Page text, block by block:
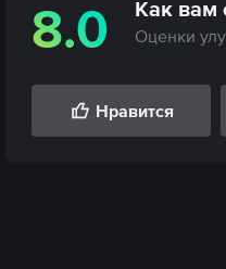
8.0 Как вам
Оценки
Нравится